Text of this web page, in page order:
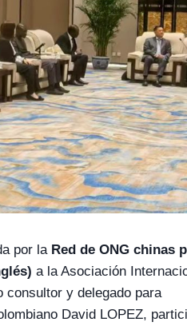
por la Red de ONG chinas
a la Asociación
consultor y delegado para
David LOPEZ,